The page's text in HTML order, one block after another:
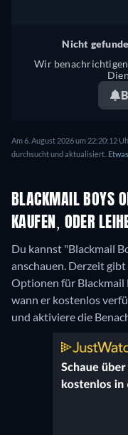
Nicht
Wir
Am 6. August 2026 um 22:20:12
durchsucht und aktualisiert.
BLACKMAIL BOYS
KAUFEN, ODER
Du kannst "Blackmail
anschauen. Derzeit gibt
Optionen für Blackmail
wann er kostenlos
und aktiviere die